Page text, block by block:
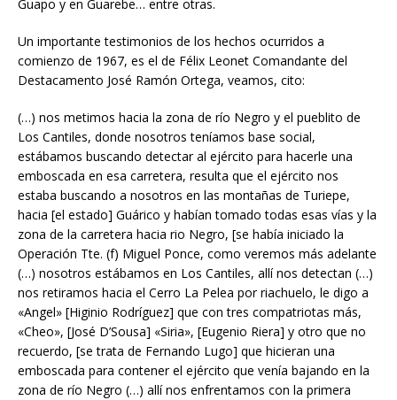
Guapo y en Guarebe… entre otras.
Un importante testimonios de los hechos ocurridos a
comienzo de 1967, es el de Félix Leonet Comandante del
Destacamento José Ramón Ortega, veamos, cito:
(…) nos metimos hacia la zona de río Negro y el pueblito de
Los Cantiles, donde nosotros teníamos base social,
estábamos buscando detectar al ejército para hacerle una
emboscada en esa carretera, resulta que el ejército nos
estaba buscando a nosotros en las montañas de Turiepe,
hacia [el estado] Guárico y habían tomado todas esas vías y la
zona de la carretera hacia rio Negro, [se había iniciado la
Operación Tte. (f) Miguel Ponce, como veremos más adelante
(…) nosotros estábamos en Los Cantiles, allí nos detectan (…)
nos retiramos hacia el Cerro La Pelea por riachuelo, le digo a
«Angel» [Higinio Rodríguez] que con tres compatriotas más,
«Cheo», [José D’Sousa] «Siria», [Eugenio Riera] y otro que no
recuerdo, [se trata de Fernando Lugo] que hicieran una
emboscada para contener el ejército que venía bajando en la
zona de río Negro (…) allí nos enfrentamos con la primera